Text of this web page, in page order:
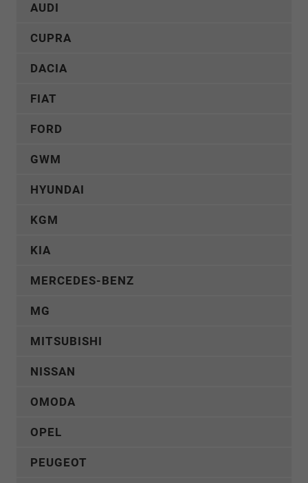
AUDI
CUPRA
DACIA
FIAT
FORD
GWM
HYUNDAI
KGM
KIA
MERCEDES-BENZ
MG
MITSUBISHI
NISSAN
OMODA
OPEL
PEUGEOT